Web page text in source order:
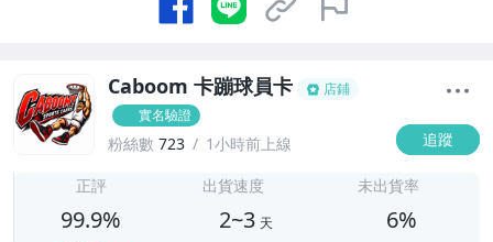
Caboom 卡蹦球員卡
店鋪
實名驗證
粉絲數 723 1小時前上線 追蹤
正評
99.9%
出貨速度
2~3 天
未出貨率
6%